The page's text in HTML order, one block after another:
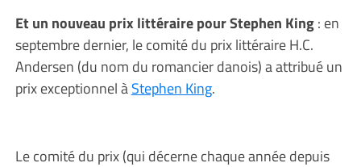
Et un nouveau prix littéraire pour Stephen King: en
septembre dernier, le comité du prix littéraire H.C.
Andersen (du nom du romancier danois) a attribué un
prix exceptionnel àStephen King.
Le comité du prix (qui décerne chaque année depuis